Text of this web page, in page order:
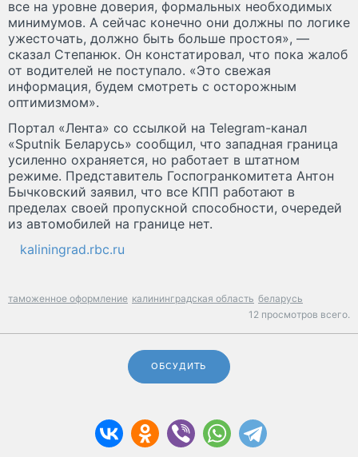
все на уровне доверия, формальных необходимых
минимумов. А сейчас конечно они должны по логике
ужесточать, должно быть больше простоя», —
сказал Степанюк. Он констатировал, что пока жалоб
от водителей не поступало. «Это свежая
информация, будем смотреть с осторожным
оптимизмом».
Портал «Лента» со ссылкой на Telegram-канал
«Sputnik Беларусь» сообщил, что западная граница
усиленно охраняется, но работает в штатном
режиме. Представитель Госпогранкомитета Антон
Бычковский заявил, что все КПП работают в
пределах своей пропускной способности, очередей
из автомобилей на границе нет.
kaliningrad.rbc.ru
таможенное оформление калининградская область беларусь
12 просмотров всего.
ОБСУДИТЬ